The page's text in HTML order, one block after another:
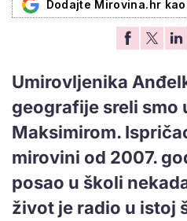
Dodajte Mirovina.hr
Umirovljenika
geografije sreli smo
Maksimirom.
mirovini od 2007.
posao u školi
život je radio u istoj